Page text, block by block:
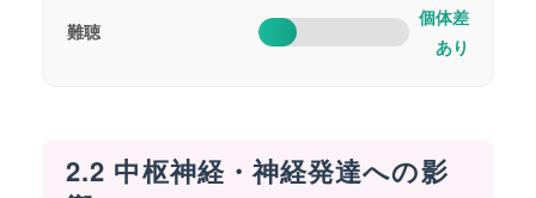
難聴
個体差
あり
2.2 中枢神経・神経発達への影